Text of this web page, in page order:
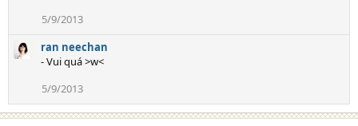
o
n
5/9/2013
ran neechan
- Vui quá >w<
5/9/2013